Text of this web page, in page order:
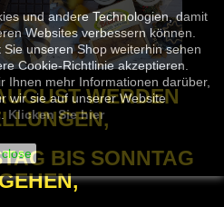
und andere Technologien, damit
Websites verbessern können.
unseren Shop weiterhin sehen
Cookie-Richtlinie akzeptieren.
Ihnen mehr Informationen darüber,
wir sie auf unserer Website
Klicken Sie hier
close
WERDEN
BIS SONNTAG